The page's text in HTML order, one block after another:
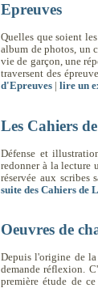
Epreuves
Quelles que soient
album de photos, un
vie de garçon, une
traversent des
d'Epreuves
lire un
Les Cahiers
Défense et
redonner à la lecture
réservée aux scribes
suite des Cahiers de
Oeuvres de
Depuis l'origine de
demande réflexion.
première étude de